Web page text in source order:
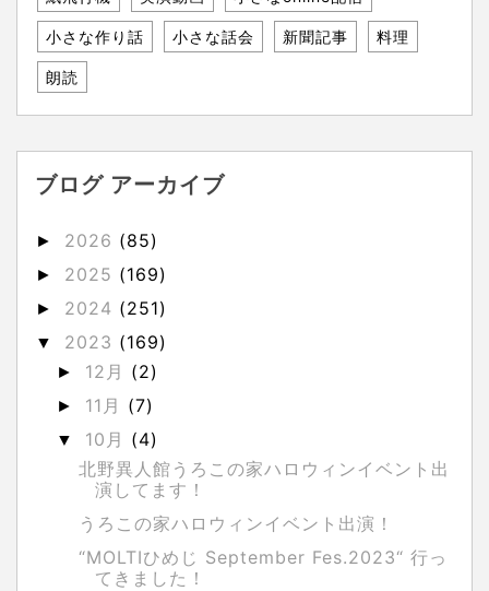
小さな作り話 小さな話会 新聞記事 料理
朗読
ブログ アーカイブ
► 2026 (85)
► 2025 (169)
► 2024 (251)
▼ 2023 (169)
► 12月 (2)
► 11月 (7)
▼ 10月 (4)
北野異人館うろこの家ハロウィンイベント出
演してます！
うろこの家ハロウィンイベント出演！
“MOLTIひめじ September Fes.2023“ 行っ
てきました！